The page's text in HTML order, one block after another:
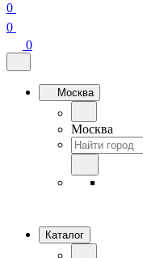
0
0
0
Москва
Москва
Каталог